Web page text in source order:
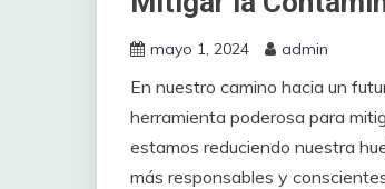
mayo 1, 2024 admin
En nuestro camino hacia un
herramienta poderosa para
estamos reduciendo nuestra
más responsables y